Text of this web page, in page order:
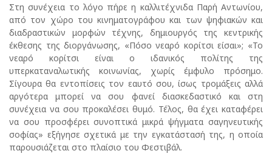
Στη συνέχεια το λόγο πήρε η καλλιτέχνιδα Παρή Αντωνίου,
από τον χώρο του κινηματογράφου και των ψηφιακών και
διαδραστικών μορφών τέχνης, δημιουργός της κεντρικής
έκθεσης της διοργάνωσης, «Πόσο νεαρό κορίτσι είσαι»; «Το
νεαρό κορίτσι είναι ο ιδανικός πολίτης της
υπερκαταναλωτικής κοινωνίας, χωρίς έμφυλο πρόσημο.
Σίγουρα θα εντοπίσεις τον εαυτό σου, ίσως τρομάξεις αλλά
αργότερα μπορεί να σου φανεί διασκεδαστικό και στη
συνέχεια να σου προκαλέσει θυμό. Τέλος, θα έχει καταφέρει
να σου προσφέρει συνοπτικά μικρά ψήγματα σαγηνευτικής
σοφίας» εξήγησε σχετικά με την εγκατάστασή της, η οποία
παρουσιάζεται στο πλαίσιο του Φεστιβάλ.